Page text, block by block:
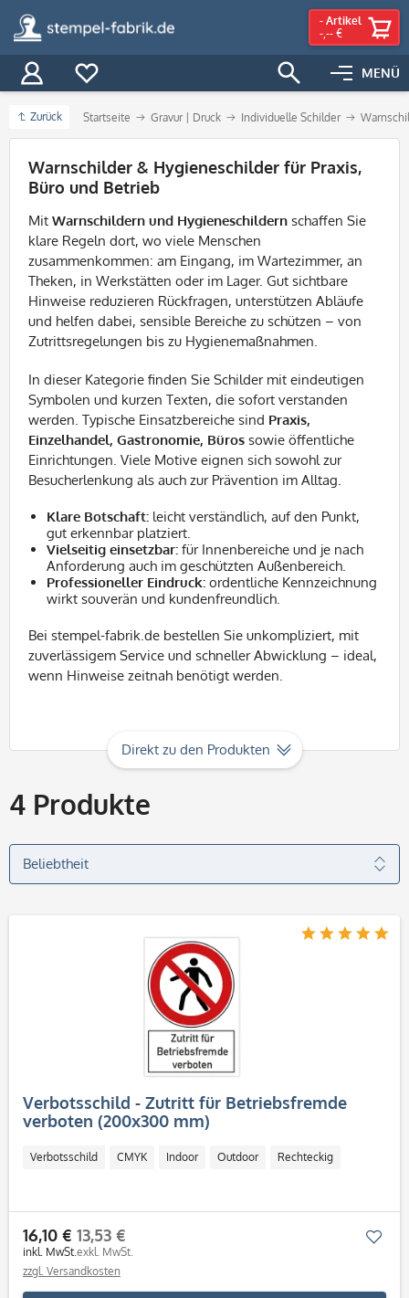
MENÜ
- Artikel
-,-- €
Zurück Startseite Gravur | Druck Individuelle Schilder
Filter
Warnschilder & Hygieneschilder für Praxis,
Büro und Betrieb
Mit Warnschildern und Hygieneschildern schaffen Sie
klare Regeln dort, wo viele Menschen
zusammenkommen: am Eingang, im Wartezimmer, an
Theken, in Werkstätten oder im Lager. Gut sichtbare
Hinweise reduzieren Rückfragen, unterstützen Abläufe
und helfen dabei, sensible Bereiche zu schützen – von
Zutrittsregelungen bis zu Hygienemaßnahmen.
In dieser Kategorie finden Sie Schilder mit eindeutigen
Symbolen und kurzen Texten, die sofort verstanden
werden. Typische Einsatzbereiche sind Praxis,
Einzelhandel, Gastronomie, Büros sowie öffentliche
Einrichtungen. Viele Motive eignen sich sowohl zur
Besucherlenkung als auch zur Prävention im Alltag.
Klare Botschaft: leicht verständlich, auf den Punkt,
gut erkennbar platziert.
Vielseitig einsetzbar: für Innenbereiche und je nach
Anforderung auch im geschützten Außenbereich.
Professioneller Eindruck: ordentliche Kennzeichnung
wirkt souverän und kundenfreundlich.
Bei stempel-fabrik.de bestellen Sie unkompliziert, mit
zuverlässigem Service und schneller Abwicklung – ideal,
wenn Hinweise zeitnah benötigt werden.
Direkt zu den Produkten
4 Produkte
Verbotsschild - Zutritt für Betriebsfremde
verboten (200x300 mm)
Verbotsschild CMYK Indoor Outdoor Rechteckig
16,10 €
inkl. MwSt.
13,53 €
exkl. MwSt.
zzgl. Versandkosten